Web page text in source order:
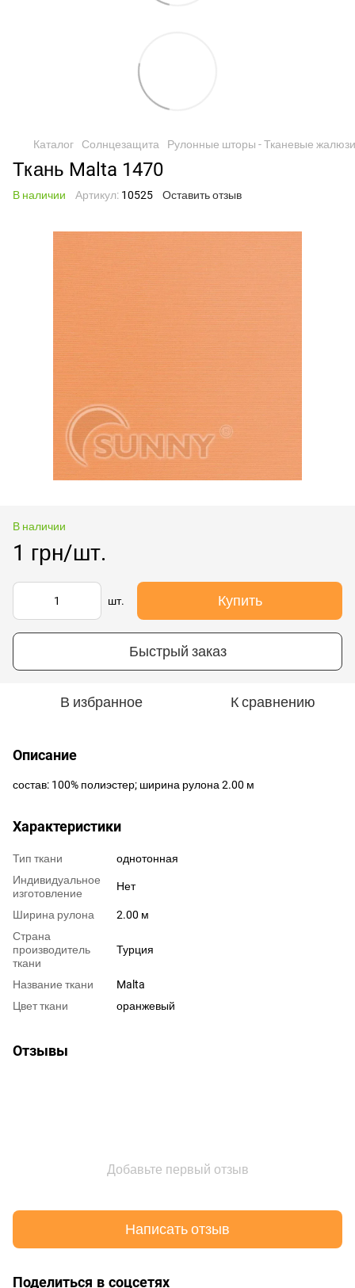
Каталог Солнцезащита Рулонные шторы - Тканевые жалюзи
Ткань Malta 1470
В наличии Артикул: 10525 Оставить отзыв
В наличии
1 грн/шт.
шт. Купить
Быстрый заказ
В избранное К сравнению
Описание
состав: 100% полиэстер; ширина рулона 2.00 м
Характеристики
Тип ткани
однотонная
Индивидуальное
изготовление
Нет
Ширина рулона
2.00 м
Страна
производитель
ткани
Турция
Название ткани
Malta
Цвет ткани
оранжевый
Отзывы
Добавьте первый отзыв
Написать отзыв
Поделиться в соцсетях